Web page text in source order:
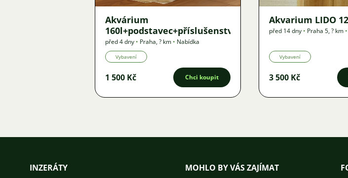
Akvárium
160l+podstavec+příslušenství
před 4 dny • Praha,? km • Nabídka
Vybavení
1 500 Kč Chci koupit
Akvarium LIDO
před 14 dny • Praha 5,? km •
Vybavení
3 500 Kč
INZERÁTY MOHLO BY VÁS ZAJÍMAT